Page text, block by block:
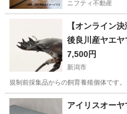
ニフティ不動産
【オンライン
後良川産ヤエ
少WF2】
7,500円
新潟市
規制前採集品からの飼育養殖個体です
新潟 新潟市 その他 幼虫
アイリスオー